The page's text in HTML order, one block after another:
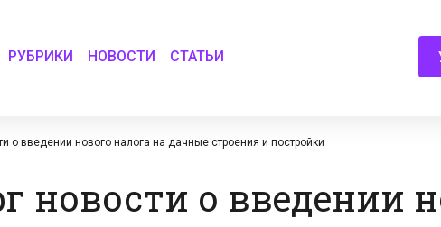
РУБРИКИ НОВОСТИ СТАТЬИ
о введении нового налога на дачные строения и постройки
новости о введении